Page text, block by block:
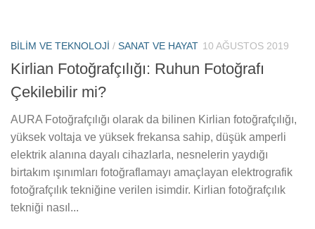
BILIM VE TEKNOLOJI / SANAT VE HAYAT 10 AĞUSTOS 2019
Kirlian Fotoğrafçılığı: Ruhun Fotoğrafı
Çekilebilir mi?
AURA Fotoğrafçılığı olarak da bilinen Kirlian fotoğrafçılığı,
yüksek voltaja ve yüksek frekansa sahip, düşük amperli
elektrik alanına dayalı cihazlarla, nesnelerin yaydığı
birtakım ışınımları fotoğraflamayı amaçlayan elektrografik
fotoğrafçılık tekniğine verilen isimdir. Kirlian fotoğrafçılık
tekniği nasıl...